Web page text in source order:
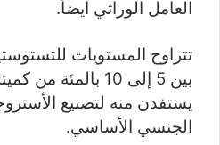
العامل الوراثي أيضاً.
تتراوح المستويات
بين 5 إلى 10
يستفدن منه لتصنيع
الجنسي الأساسي.